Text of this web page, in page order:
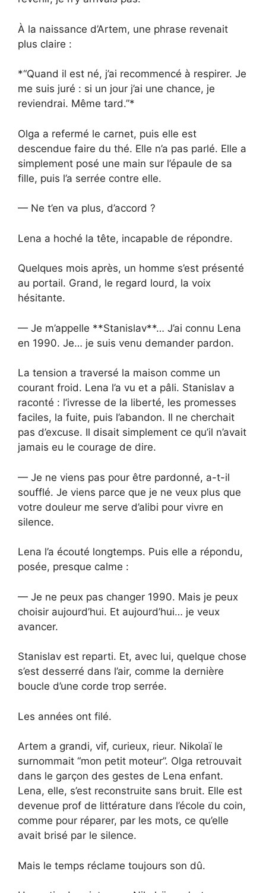
À la naissance d’Artem, une phrase revenait
plus claire :
*“Quand il est né, j’ai recommencé à respirer. Je
me suis juré : si un jour j’ai une chance, je
reviendrai. Même tard.”*
Olga a refermé le carnet, puis elle est
descendue faire du thé. Elle n’a pas parlé. Elle a
simplement posé une main sur l’épaule de sa
fille, puis l’a serrée contre elle.
— Ne t’en va plus, d’accord ?
Lena a hoché la tête, incapable de répondre.
Quelques mois après, un homme s’est présenté
au portail. Grand, le regard lourd, la voix
hésitante.
— Je m’appelle **Stanislav**… J’ai connu Lena
en 1990. Je… je suis venu demander pardon.
La tension a traversé la maison comme un
courant froid. Lena l’a vu et a pâli. Stanislav a
raconté : l’ivresse de la liberté, les promesses
faciles, la fuite, puis l’abandon. Il ne cherchait
pas d’excuse. Il disait simplement ce qu’il n’avait
jamais eu le courage de dire.
— Je ne viens pas pour être pardonné, a-t-il
soufflé. Je viens parce que je ne veux plus que
votre douleur me serve d’alibi pour vivre en
silence.
Lena l’a écouté longtemps. Puis elle a répondu,
posée, presque calme :
— Je ne peux pas changer 1990. Mais je peux
choisir aujourd’hui. Et aujourd’hui… je veux
avancer.
Stanislav est reparti. Et, avec lui, quelque chose
s’est desserré dans l’air, comme la dernière
boucle d’une corde trop serrée.
Les années ont filé.
Artem a grandi, vif, curieux, rieur. Nikolaï le
surnommait “mon petit moteur”. Olga retrouvait
dans le garçon des gestes de Lena enfant.
Lena, elle, s’est reconstruite sans bruit. Elle est
devenue prof de littérature dans l’école du coin,
comme pour réparer, par les mots, ce qu’elle
avait brisé par le silence.
Mais le temps réclame toujours son dû.